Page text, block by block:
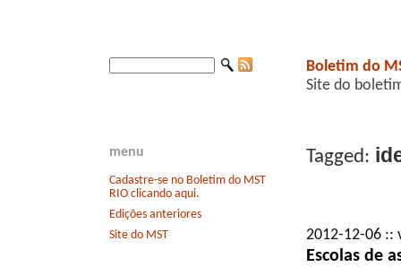
menu
Cadastre-se no Boletim do MST
RIO clicando aqui.
Edições anteriores
Site do MST
Boletim do
Site do
Tagged:
2012-12-06
Escolas de